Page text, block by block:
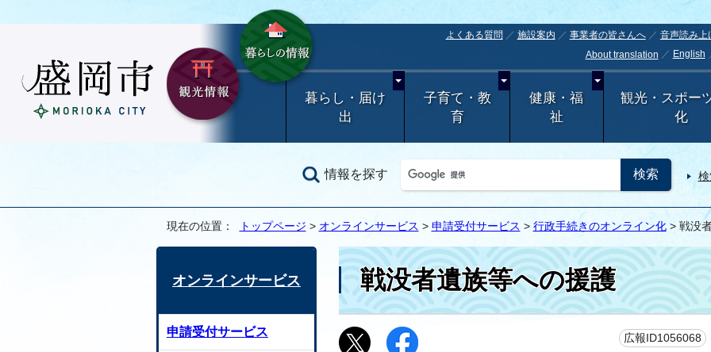
よくある質問 施設案内 事業者の皆さんへ 音声読み上
About translation
English
暮らし・届け
出
子育て・教
育
健康・福
祉
観光・スポー
化
情報を探す
現在の位置： トップページ > オンラインサービス > 申請受付サービス > 行政手続きのオンライン化> 戦没
戦没者遺族等への援護
広報ID1056068
オンラインサービス
申請受付サービス